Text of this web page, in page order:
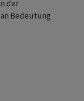
der
Bedeutung